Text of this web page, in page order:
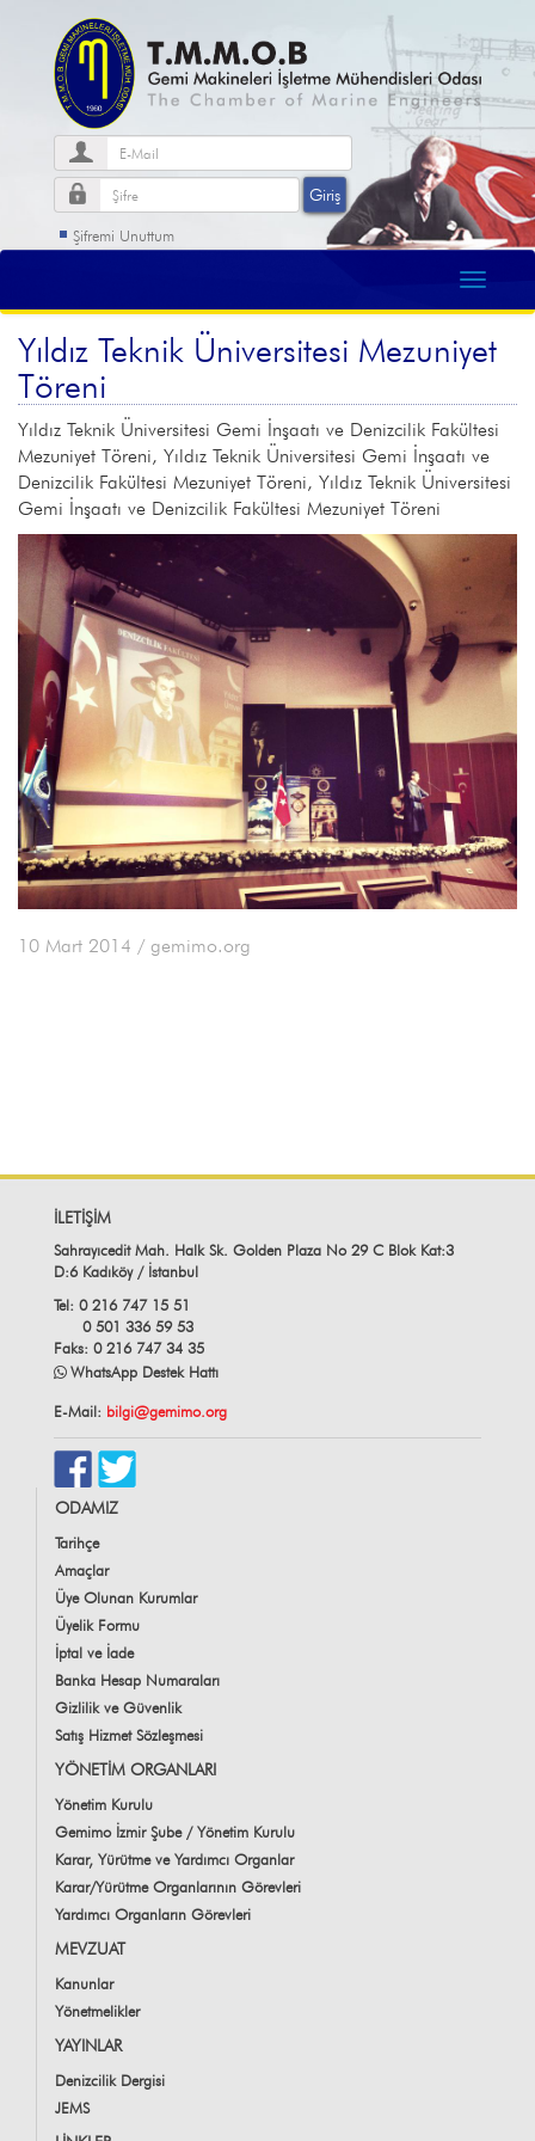
Şifremi Unuttum
Yıldız Teknik Üniversitesi Mezuniyet
Töreni
Yıldız Teknik Üniversitesi Gemi İnşaatı ve Denizcilik Fakültesi
Mezuniyet Töreni, Yıldız Teknik Üniversitesi Gemi İnşaatı ve
Denizcilik Fakültesi Mezuniyet Töreni, Yıldız Teknik Üniversitesi
Gemi İnşaatı ve Denizcilik Fakültesi Mezuniyet Töreni
10 Mart 2014 / gemimo.org
İLETİŞİM
Sahrayıcedit Mah. Halk Sk. Golden Plaza No 29 C Blok Kat:3
D:6 Kadıköy / İstanbul
Tel: 0 216 747 15 51
0 501 336 59 53
Faks: 0 216 747 34 35
WhatsApp Destek Hattı
E-Mail: bilgi@gemimo.org
ODAMIZ
Tarihçe
Amaçlar
Üye Olunan Kurumlar
Üyelik Formu
İptal ve İade
Banka Hesap Numaraları
Gizlilik ve Güvenlik
Satış Hizmet Sözleşmesi
YÖNETİM ORGANLARI
Yönetim Kurulu
Gemimo İzmir Şube / Yönetim Kurulu
Karar, Yürütme ve Yardımcı Organlar
Karar/Yürütme Organlarının Görevleri
Yardımcı Organların Görevleri
MEVZUAT
Kanunlar
Yönetmelikler
YAYINLAR
Denizcilik Dergisi
JEMS